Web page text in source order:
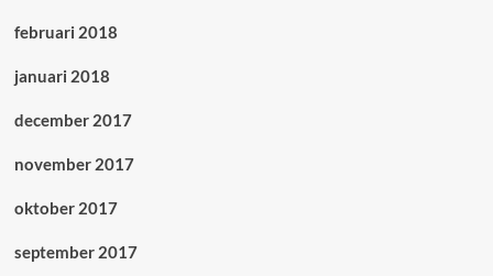
februari 2018
januari 2018
december 2017
november 2017
oktober 2017
september 2017